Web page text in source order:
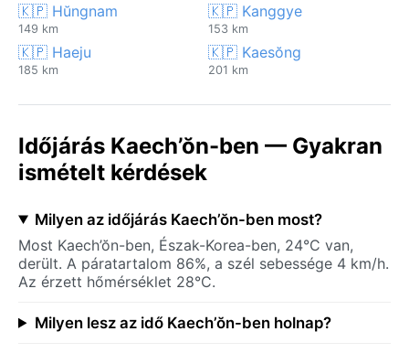
🇰🇵 Hŭngnam
149 km
🇰🇵 Kanggye
153 km
🇰🇵 Haeju
185 km
🇰🇵 Kaesŏng
201 km
Időjárás Kaech’ŏn-ben — Gyakran
ismételt kérdések
Milyen az időjárás Kaech’ŏn-ben most?
Most Kaech’ŏn-ben, Észak-Korea-ben, 24°C van,
derült. A páratartalom 86%, a szél sebessége 4 km/h.
Az érzett hőmérséklet 28°C.
Milyen lesz az idő Kaech’ŏn-ben holnap?